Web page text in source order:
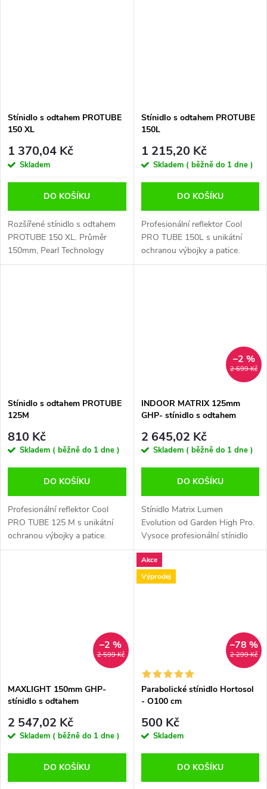
Stínidlo s odtahem PROTUBE
150 XL
1 370,04 Kč
Skladem
DO KOŠÍKU
Rozšířené stínidlo s odtahem
PROTUBE 150 XL. Průměr
150mm, Pearl Technology
povrch. Cool tube pro dvě
Stínidlo s odtahem PROTUBE
150L
1 215,20 Kč
Skladem ( běžně do 1 dne )
DO KOŠÍKU
Profesionální reflektor Cool
PRO TUBE 150L s unikátní
ochranou výbojky a patice.
Odtah 150mm, délka 495mm.
Stínidlo s odtahem PROTUBE
125M
810 Kč
Skladem ( běžně do 1 dne )
DO KOŠÍKU
Profesionální reflektor Cool
PRO TUBE 125 M s unikátní
ochranou výbojky a patice.
Odtah 125mm, délka 495mm.
2 699 Kč
–2 %
INDOOR MATRIX 125mm
GHP- stínidlo s odtahem
2 645,02 Kč
Skladem ( běžně do 1 dne )
DO KOŠÍKU
Stínidlo Matrix Lumen
Evolution od Garden High Pro.
Vysoce profesionální stínidlo
vyvinuté pro HPS i MH výbojky
400-600W. Stínidlo z
evropského hliníku, poskytuje
2 599 Kč
–2 %
MAXLIGHT 150mm GHP-
stínidlo s odtahem
2 547,02 Kč
Skladem ( běžně do 1 dne )
DO KOŠÍKU
Akce
Výprodej
2 299 Kč
–78 %
Parabolické stínidlo Hortosol
- O100 cm
500 Kč
Skladem
DO KOŠÍKU